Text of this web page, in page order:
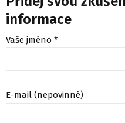
informace
Vaše jméno *
E-mail (nepovinné)